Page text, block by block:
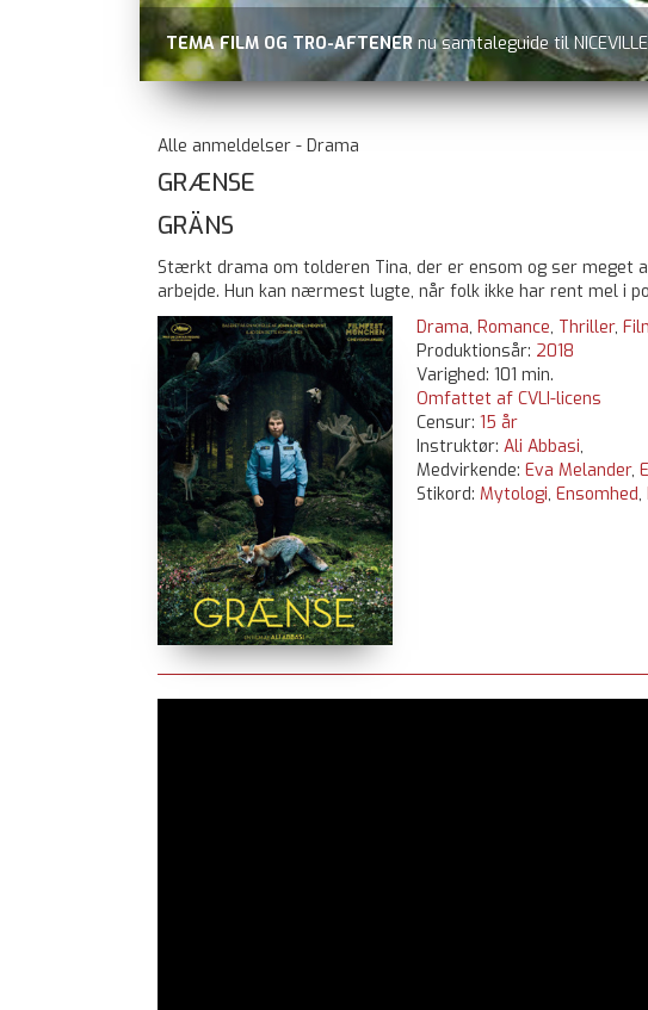
TEMA FILM OG TRO-AFTENER nu samtaleguide til NICEVILLE
Alle anmeldelser - Drama
GRÆNSE
GRÄNS
Stærkt drama om tolderen Tina, der er ensom og ser meget
arbejde. Hun kan nærmest lugte, når folk ikke har rent mel i
Drama, Romance, Thriller,
Produktionsår: 2018
Varighed: 101 min.
Omfattet af CVLI-licens
Censur: 15 år
Instruktør: Ali Abbasi,
Medvirkende: Eva Melander,
Stikord: Mytologi, Ensomhed,